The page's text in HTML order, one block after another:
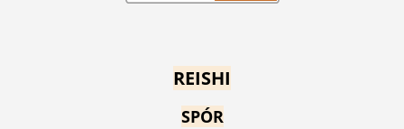
REISHI
SPÓR